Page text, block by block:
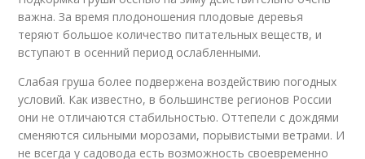
Плодовые дерева
важна. За время плодоношения плодовые деревья
теряют большое количество питательных веществ, и
вступают в осенний период ослабленными.
Слабая груша более подвержена воздействию погодных
условий. Как известно, в большинстве регионов России
они не отличаются стабильностью. Оттепели с дождями
сменяются сильными морозами, порывистыми ветрами. И
не всегда у садовода есть возможность своевременно